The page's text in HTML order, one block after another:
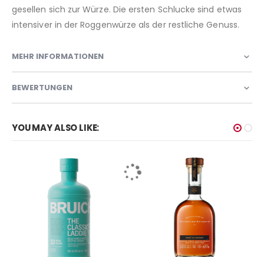
gesellen sich zur Würze. Die ersten Schlucke sind etwas
intensiver in der Roggenwürze als der restliche Genuss.
MEHR INFORMATIONEN
BEWERTUNGEN
YOU MAY ALSO LIKE: